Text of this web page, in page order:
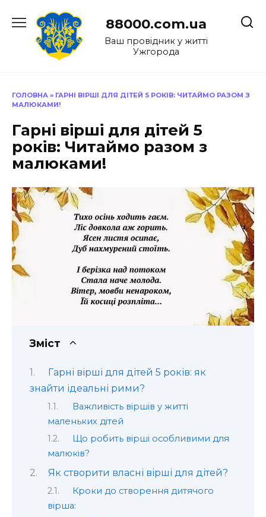
до
88000.com.ua
Ваш провідник у житті
Ужгорода
ГОЛОВНА » ГАРНІ ВІРШІ ДЛЯ ДІТЕЙ 5 РОКІВ: ЧИТАЙМО РАЗОМ З
МАЛЮКАМИ!
Гарні вірші для дітей 5
років: Читаймо разом з
малюками!
Зміст
Гарні вірші для дітей 5 років: як
знайти ідеальні рими?
Важливість віршів у житті
маленьких дітей
Що робить вірші особливими для
малюків?
Як створити власні вірші для дітей?
Кроки до створення дитячого
вірша: